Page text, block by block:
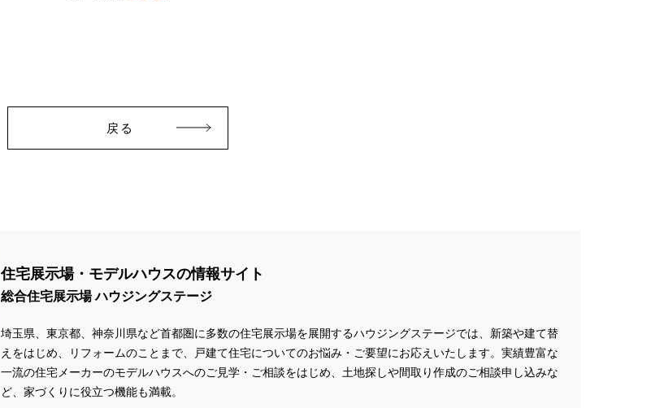
戻る
住宅展示場・モデルハウスの情報サイト
総合住宅展示場 ハウジングステージ
埼玉県、東京都、神奈川県など首都圏に多数の住宅展示場を展開するハウジングステージでは、新築や建て替
えをはじめ、リフォームのことまで、戸建て住宅についてのお悩み・ご要望にお応えいたします。実績豊富な
一流の住宅メーカーのモデルハウスへのご見学・ご相談をはじめ、土地探しや間取り作成のご相談申し込みな
ど、家づくりに役立つ機能も満載。